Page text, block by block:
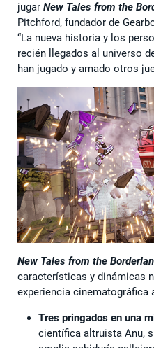
jugar New Tales from the
Pitchford, fundador de
“La nueva historia y los
recién llegados al universo
han jugado y amado otros
New Tales from the
características y dinámicas
experiencia cinematográfica
Tres pringados en una
científica altruista Anu,